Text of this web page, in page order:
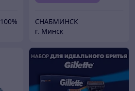
100%
СНАБМИНСК
г. Минск